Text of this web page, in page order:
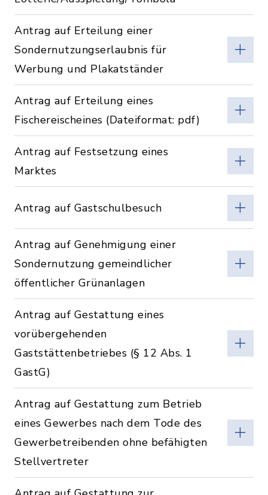
Antrag auf Erteilung einer
Sondernutzungserlaubnis für
Werbung und Plakatständer
Antrag auf Erteilung eines
Fischereischeines (Dateiformat: pdf)
Antrag auf Festsetzung eines
Marktes
Antrag auf Gastschulbesuch
Antrag auf Genehmigung einer
Sondernutzung gemeindlicher
öffentlicher Grünanlagen
Antrag auf Gestattung eines
vorübergehenden
Gaststättenbetriebes (§ 12 Abs. 1
GastG)
Antrag auf Gestattung zum Betrieb
eines Gewerbes nach dem Tode des
Gewerbetreibenden ohne befähigten
Stellvertreter